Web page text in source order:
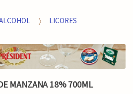
LICORES
MANZANA 18% 700ML